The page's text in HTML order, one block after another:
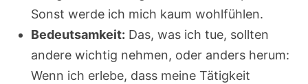
Sonst werde ich mich kaum wohlfühlen.
Bedeutsamkeit: Das, was ich tue, sollten
andere wichtig nehmen, oder anders herum:
Wenn ich erlebe, dass meine Tätigkeit